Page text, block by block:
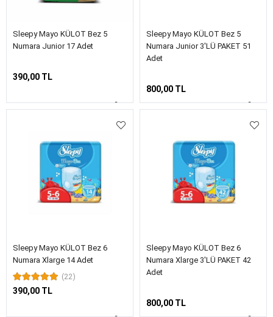
Sleepy Mayo KÜLOT Bez 5
Numara Junior 17 Adet
390,00 TL
Sleepy Mayo KÜLOT Bez 5
Numara Junior 3'LÜ PAKET 51
Adet
800,00 TL
Sleepy Mayo KÜLOT Bez 6
Numara Xlarge 14 Adet
(22)
390,00 TL
Sleepy Mayo KÜLOT Bez 6
Numara Xlarge 3'LÜ PAKET 42
Adet
800,00 TL